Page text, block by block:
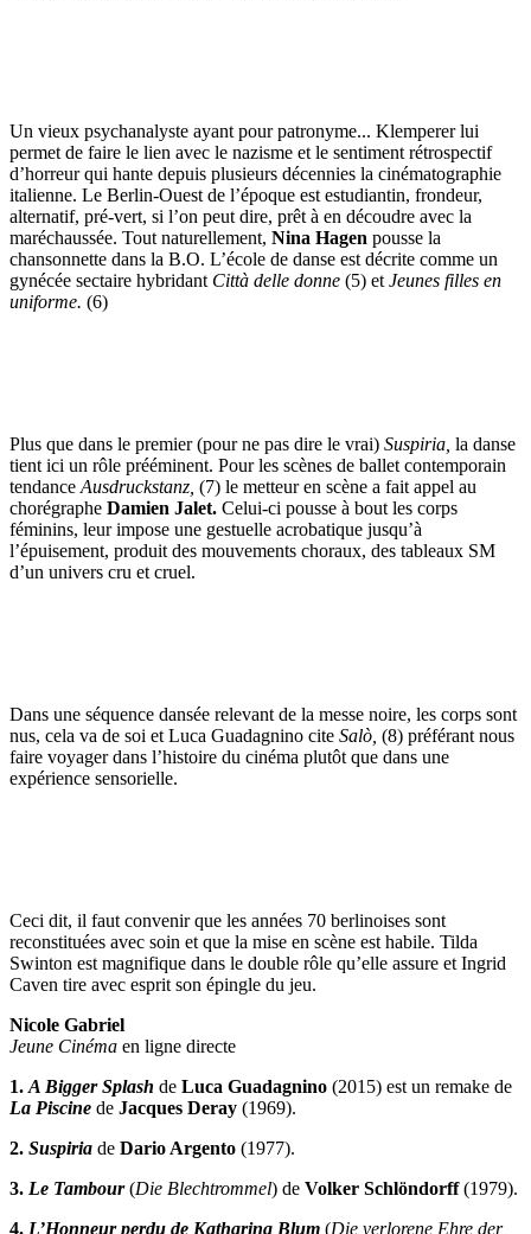
Un vieux psychanalyste ayant pour patronyme... Klemperer lui
permet de faire le lien avec le nazisme et le sentiment rétrospectif
d’horreur qui hante depuis plusieurs décennies la cinématographie
italienne. Le Berlin-Ouest de l’époque est estudiantin, frondeur,
alternatif, pré-vert, si l’on peut dire, prêt à en découdre avec la
maréchaussée. Tout naturellement, Nina Hagen pousse la
chansonnette dans la B.O. L’école de danse est décrite comme un
gynécée sectaire hybridant Città delle donne (5) et Jeunes filles en
uniforme. (6)
Plus que dans le premier (pour ne pas dire le vrai) Suspiria, la danse
tient ici un rôle prééminent. Pour les scènes de ballet contemporain
tendance Ausdruckstanz, (7) le metteur en scène a fait appel au
chorégraphe Damien Jalet. Celui-ci pousse à bout les corps
féminins, leur impose une gestuelle acrobatique jusqu’à
l’épuisement, produit des mouvements choraux, des tableaux SM
d’un univers cru et cruel.
Dans une séquence dansée relevant de la messe noire, les corps sont
nus, cela va de soi et Luca Guadagnino cite Salò, (8) préférant nous
faire voyager dans l’histoire du cinéma plutôt que dans une
expérience sensorielle.
Ceci dit, il faut convenir que les années 70 berlinoises sont
reconstituées avec soin et que la mise en scène est habile. Tilda
Swinton est magnifique dans le double rôle qu’elle assure et Ingrid
Caven tire avec esprit son épingle du jeu.
Nicole Gabriel
Jeune Cinéma en ligne directe
1. A Bigger Splash de Luca Guadagnino (2015) est un remake de
La Piscine de Jacques Deray (1969).
2. Suspiria de Dario Argento (1977).
3. Le Tambour (Die Blechtrommel) de Volker Schlöndorff(1979).
4. L’Honneur perdu de Katharina Blum (Die verlorene Ehre der